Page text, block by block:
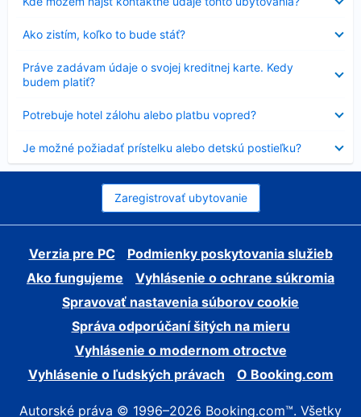
sa
Ako zistím, koľko to bude stáť?
sa
Práve zadávam údaje o svojej kreditnej karte. Kedy
budem platiť?
sa
Potrebuje hotel zálohu alebo platbu vopred?
sa
Je možné požiadať prístelku alebo detskú postieľku?
sa
Zaregistrovať ubytovanie
Verzia pre PC
Podmienky poskytovania služieb
Ako fungujeme
Vyhlásenie o ochrane súkromia
Spravovať nastavenia súborov cookie
Správa odporúčaní šitých na mieru
Vyhlásenie o modernom otroctve
Vyhlásenie o ľudských právach
O Booking.com
Autorské práva © 1996–2026 Booking.com™. Všetky